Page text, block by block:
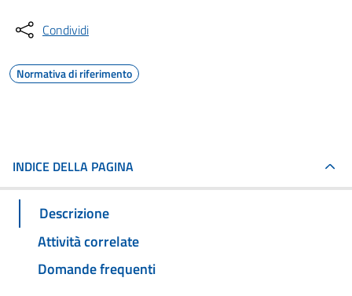
Condividi
Normativa di riferimento
INDICE DELLA PAGINA
Descrizione
Attività correlate
Domande frequenti